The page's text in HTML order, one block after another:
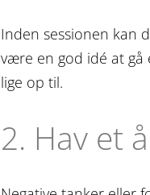
Inden sessionen kan
være en god idé at gå
lige op til.
2. Hav et